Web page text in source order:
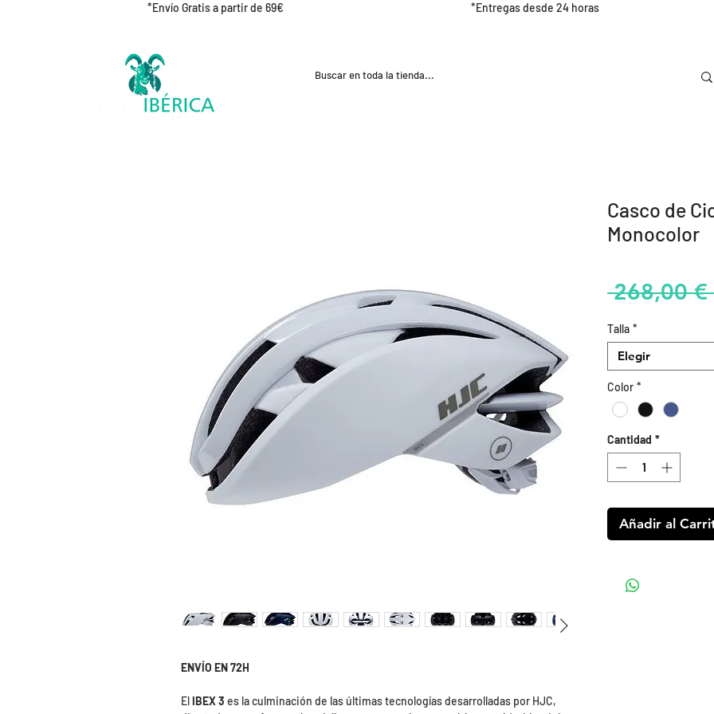
*Envío Gratis a partir de 69€ *Entregas desde 24 horas
ENVÍO EN 72H
ElIBEX 3 es la culminación de las últimas tecnologías desarrolladas por HJC,
Casco de
Monocolor
268,00 €
Talla *
Elegir
Color *
Cantidad *
Añadir al